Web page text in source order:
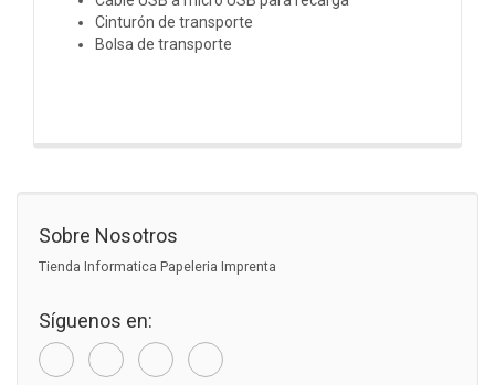
Cinturón de transporte
Bolsa de transporte
Sobre Nosotros
Tienda Informatica Papeleria Imprenta
Síguenos en: